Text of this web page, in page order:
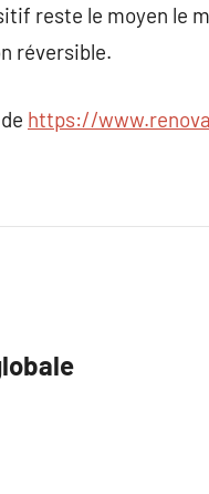
reste le moyen le
réversible.
https://